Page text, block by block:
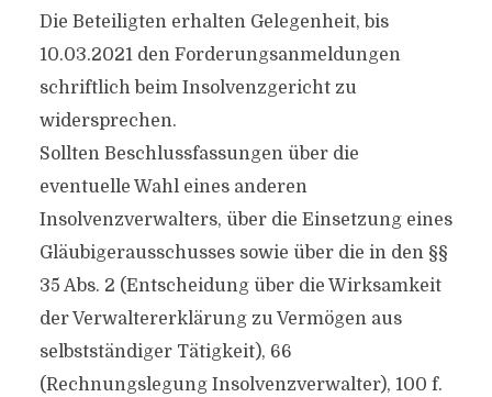
Die Beteiligten erhalten Gelegenheit, bis
10.03.2021 den Forderungsanmeldungen
schriftlich beim Insolvenzgericht zu
widersprechen.
Sollten Beschlussfassungen über die
eventuelle Wahl eines anderen
Insolvenzverwalters, über die Einsetzung eines
Gläubigerausschusses sowie über die in den §§
35 Abs. 2 (Entscheidung über die Wirksamkeit
der Verwaltererklärung zu Vermögen aus
selbstständiger Tätigkeit), 66
(Rechnungslegung Insolvenzverwalter), 100 f.